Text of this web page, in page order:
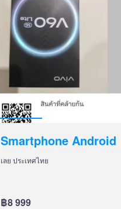
Smartphone Android
เลย ประเทศไทย
฿8 999